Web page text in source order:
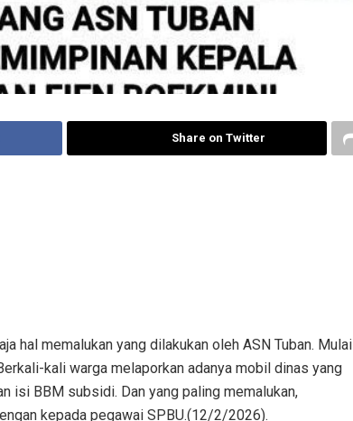
Share on Twitter
hal memalukan yang dilakukan oleh ASN Tuban. Mulai
kali warga melaporkan adanya mobil dinas yang
isi BBM subsidi. Dan yang paling memalukan,
kepada pegawai SPBU.(12/2/2026).